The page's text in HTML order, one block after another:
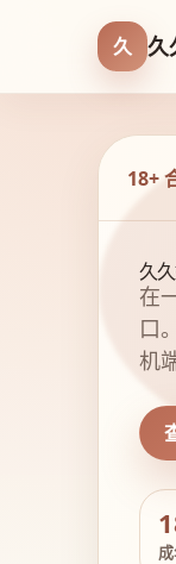
久 久
18+
久
在
口
机